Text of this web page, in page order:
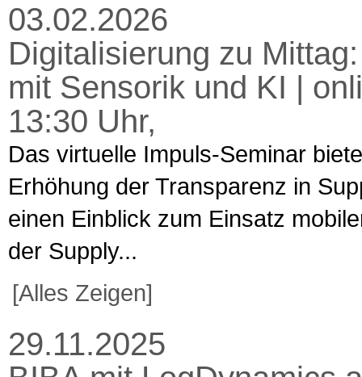
03.02.2026
Digitalisierung zu
mit Sensorik und KI |
13:30 Uhr,
Das virtuelle Impuls-Seminar
Erhöhung der Transparenz in
einen Einblick zum Einsatz
der Supply...
[Alles Zeigen]
29.11.2025